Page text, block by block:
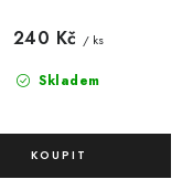
Skladem
240 Kč / ks